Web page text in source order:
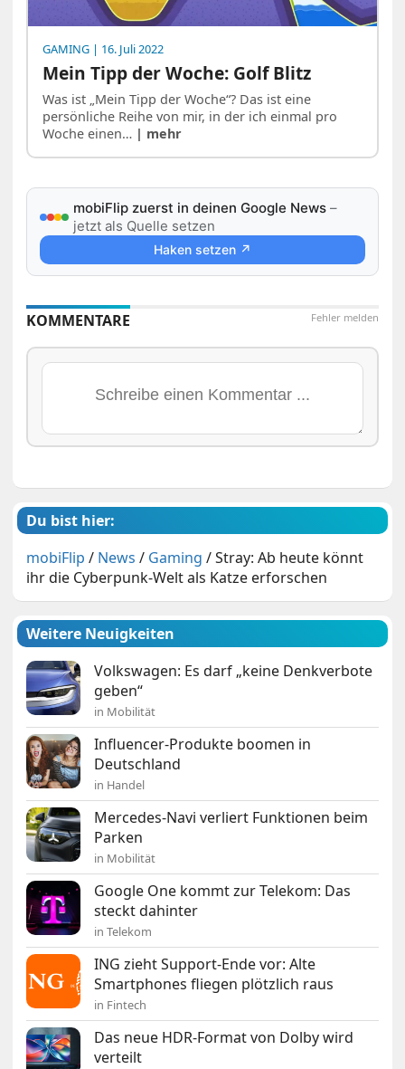
GAMING | 16. Juli 2022
Mein Tipp der Woche: Golf Blitz
Was ist „Mein Tipp der Woche“? Das ist eine
persönliche Reihe von mir, in der ich einmal pro
Woche einen… | mehr
mobiFlip zuerst in deinen Google News –
jetzt als Quelle setzen
Haken setzen ↗
Fehler melden
KOMMENTARE
Du bist hier:
mobiFlip / News / Gaming /Stray: Ab heute könnt
ihr die Cyberpunk-Welt als Katze erforschen
Weitere Neuigkeiten
Volkswagen: Es darf „keine Denkverbote
geben“
in Mobilität
Influencer-Produkte boomen in
Deutschland
in Handel
Mercedes-Navi verliert Funktionen beim
Parken
in Mobilität
Google One kommt zur Telekom: Das
steckt dahinter
in Telekom
ING zieht Support-Ende vor: Alte
Smartphones fliegen plötzlich raus
in Fintech
Das neue HDR-Format von Dolby wird
verteilt